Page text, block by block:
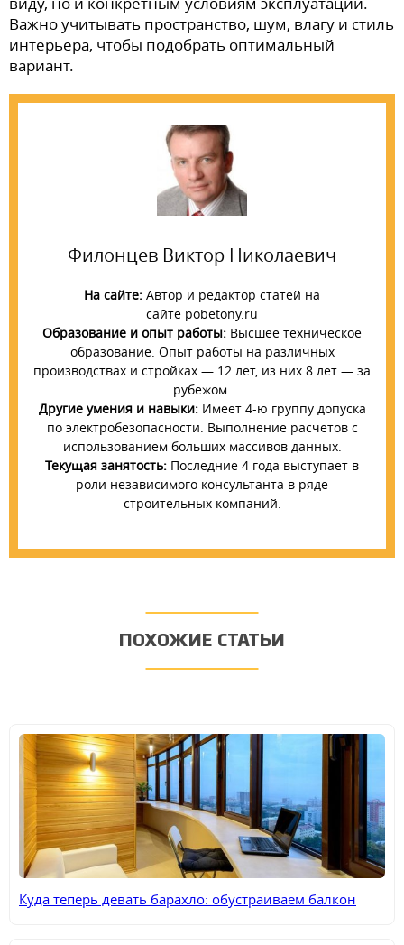
Важно учитывать пространство, шум, влагу и стиль
интерьера, чтобы подобрать оптимальный
вариант.
Филонцев Виктор Николаевич
На сайте: Автор и редактор статей на
сайте pobetony.ru
Образование и опыт работы: Высшее техническое
образование. Опыт работы на различных
производствах и стройках — 12 лет, из них 8 лет — за
рубежом.
Другие умения и навыки:Имеет 4-ю группу допуска
по электробезопасности. Выполнение расчетов с
использованием больших массивов данных.
Текущая занятость: Последние 4 года выступает в
роли независимого консультанта в ряде
строительных компаний.
ПОХОЖИЕ СТАТЬИ
Куда теперь девать барахло: обустраиваем балкон